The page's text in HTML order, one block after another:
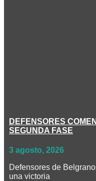
DEFENSORES
SEGUNDA FASE
3 agosto, 2026
Defensores de
una victoria